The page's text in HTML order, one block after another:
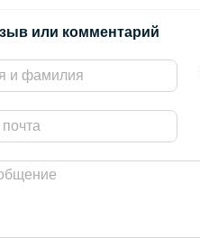
или комментарий